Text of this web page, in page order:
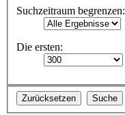
Suchzeitraum begrenzen:
Die ersten: